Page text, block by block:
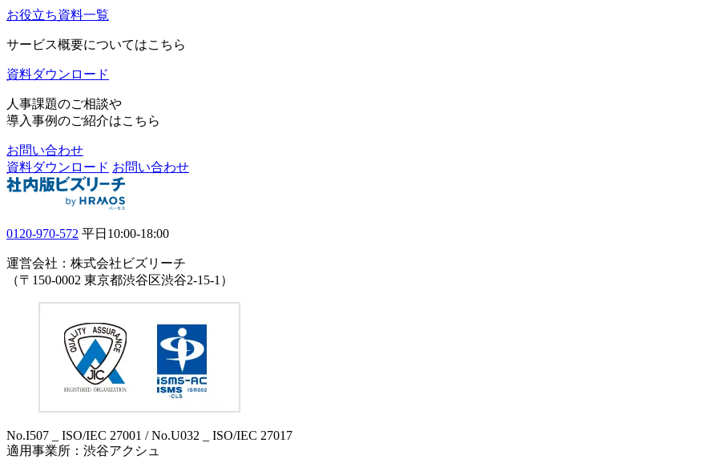
お役立ち資料一覧
サービス概要についてはこちら
資料ダウンロード
人事課題のご相談や
導入事例のご紹介はこちら
お問い合わせ
資料ダウンロード お問い合わせ
0120-970-572 平日10:00-18:00
運営会社：株式会社ビズリーチ
（〒150-0002 東京都渋谷区渋谷2-15-1）
No.I507 _ ISO/IEC 27001 / No.U032 _ ISO/IEC 27017
適用事業所：渋谷アクシュ